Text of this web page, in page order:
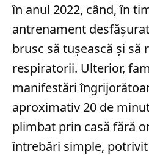
în anul 2022, când, în
antrenament
brusc să tușească și
respiratorii. Ulterior,
manifestări
aproximativ 20 de
plimbat prin casă fără
întrebări simple,